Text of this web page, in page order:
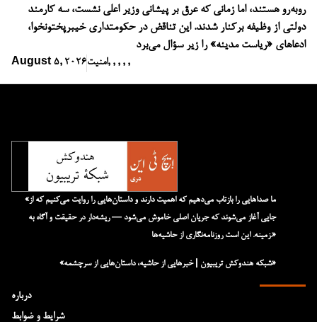
روبه‌رو هستند، اما زمانی که عرق بر پیشانی وزیر اعلی نشست، سه کارمند
دولتی از وظیفه برکنار شدند. این تناقض در حکومتداری خیبرپختونخوا،
ادعاهای «ریاست مدینه» را زیر سؤال می‌برد
August 5, 2026امنیت, , , , ,
درباره
شرایط و ضوابط
«ما صداهایی را بازتاب می‌دهیم که اهمیت دارند و داستان‌هایی را روایت می‌کنیم که از
جایی آغاز می‌شوند که جریان اصلی خاموش می‌شود — ریشه‌دار در حقیقت و آگاه به
زمینه. این است روزنامه‌نگاری از حاشیه‌ها.»
«شبکه هند‌و‌کش تریبیون | خبرهایی از حاشیه، داستان‌هایی از سرچشمه»